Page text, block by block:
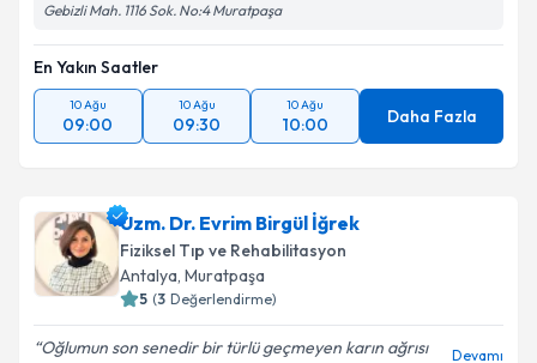
Gebizli Mah. 1116 Sok. No:4 Muratpaşa
En Yakın Saatler
10 Ağu
09:00
10 Ağu
09:30
10 Ağu
10:00 Daha Fazla
Uzm. Dr. Evrim Birgül İğrek
Fiziksel Tıp ve Rehabilitasyon
Antalya, Muratpaşa
5 (3 Değerlendirme)
Oğlumun son senedir bir türlü geçmeyen karın ağrısı
Devamı